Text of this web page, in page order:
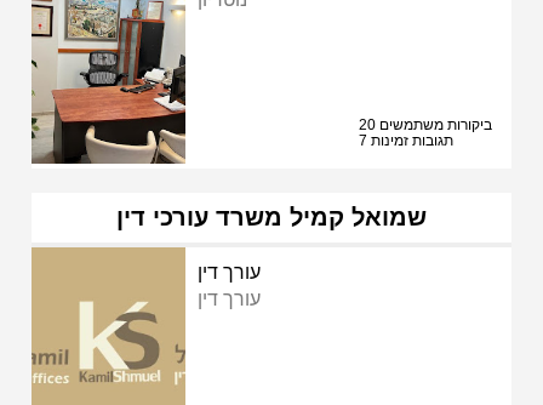
20 ביקורות משתמשים
7 תגובות זמינות
שמואל קמיל משרד עורכי דין
עורך דין
עורך דין